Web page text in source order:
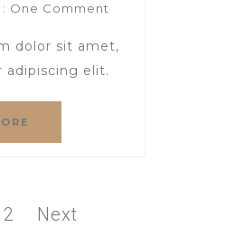
: One Comment
dolor sit amet,
adipiscing elit.
Page
2 Next